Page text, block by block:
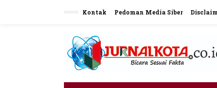
Kontak Pedoman Media Siber